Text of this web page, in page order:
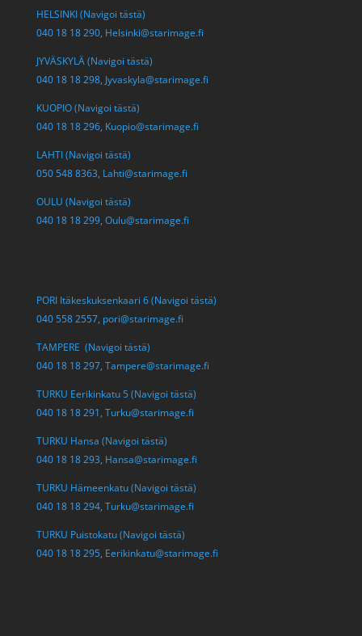
HELSINKI (Navigoi tästä)
040 18 18 290, Helsinki@starimage.fi
JYVÄSKYLÄ (Navigoi tästä)
040 18 18 298, Jyvaskyla@starimage.fi
KUOPIO (Navigoi tästä)
040 18 18 296, Kuopio@starimage.fi
LAHTI (Navigoi tästä)
050 548 8363, Lahti@starimage.fi
OULU (Navigoi tästä)
040 18 18 299, Oulu@starimage.fi
PORI Itäkeskuksenkaari 6 (Navigoi tästä)
040 558 2557, pori@starimage.fi
TAMPERE (Navigoi tästä)
040 18 18 297, Tampere@starimage.fi
TURKU Eerikinkatu 5 (Navigoi tästä)
040 18 18 291, Turku@starimage.fi
TURKU Hansa (Navigoi tästä)
040 18 18 293, Hansa@starimage.fi
TURKU Hämeenkatu (Navigoi tästä)
040 18 18 294, Turku@starimage.fi
TURKU Puistokatu (Navigoi tästä)
040 18 18 295, Eerikinkatu@starimage.fi